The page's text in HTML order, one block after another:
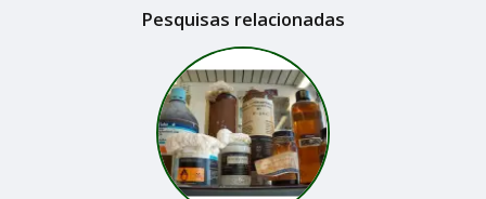
Pesquisas relacionadas